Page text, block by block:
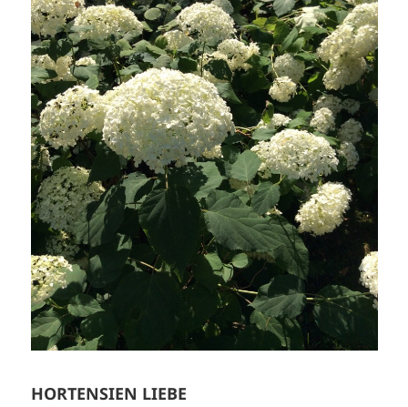
HORTENSIEN LIEBE